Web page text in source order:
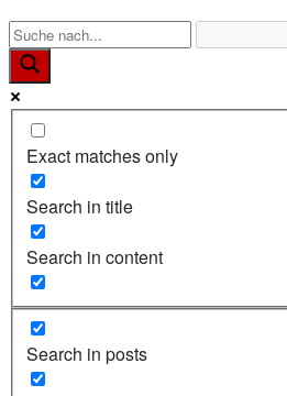
Exact matches only
Search in title
Search in content
Search in posts